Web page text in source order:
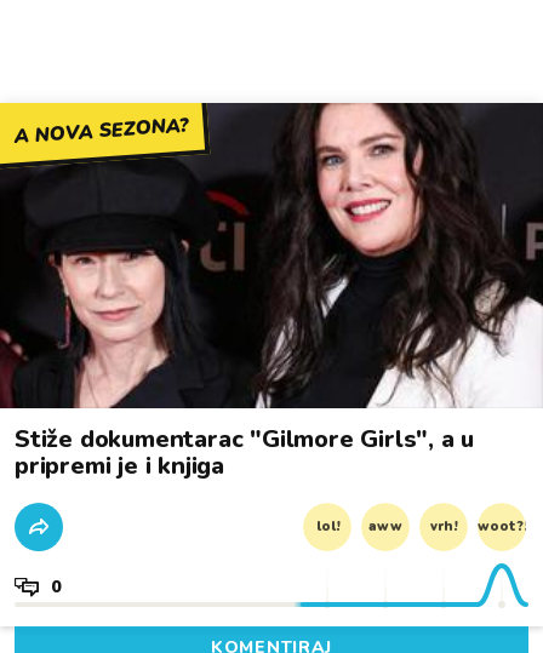
A NOVA SEZONA?
Stiže dokumentarac "Gilmore Girls", a u
pripremi je i knjiga
lol! aww vrh! woot?!
0
KOMENTIRAJ